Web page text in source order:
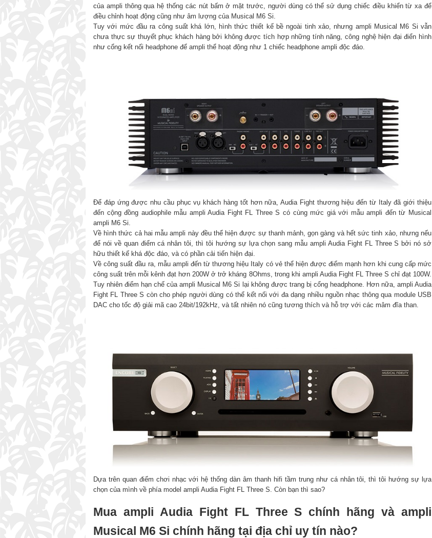
của ampli thông qua hệ thống các nút bấm ở mặt trước, người dùng có thể sử dụng chiếc điều khiển từ xa để
điều chỉnh hoạt động cũng như âm lượng của Musical M6 Si.
Tuy với mức đầu ra công suất khá lớn, hình thức thiết kế bề ngoài tinh xảo, nhưng ampli Musical M6 Si vẫn
chưa thực sự thuyết phục khách hàng bởi không được tích hợp những tính năng, công nghệ hiện đại điển hình
như cổng kết nối headphone để ampli thể hoạt động như 1 chiếc headphone ampli độc đáo.
Để đáp ứng được nhu cầu phục vụ khách hàng tốt hơn nữa, Audia Fight thương hiệu đến từ Italy đã giới thiệu
đến cộng đồng audiophile mẫu ampli Audia Fight FL Three S có cùng mức giá với mẫu ampli đến từ Musical
ampli M6 Si.
Về hình thức cả hai mẫu ampli này đều thể hiện được sự thanh mảnh, gọn gàng và hết sức tinh xảo, nhưng nếu
để nói về quan điểm cá nhân tôi, thì tôi hướng sự lựa chọn sang mẫu ampli Audia Fight FL Three S bởi nó sở
hữu thiết kế khá độc đáo, và có phần cải tiến hiện đại.
Về công suất đầu ra, mẫu ampli đến từ thương hiệu Italy có vẻ thể hiện được điểm mạnh hơn khi cung cấp mức
công suất trên mỗi kênh đạt hơn 200W ở trở kháng 8Ohms, trong khi ampli Audia Fight FL Three S chỉ đạt 100W.
Tuy nhiên điểm hạn chế của ampli Musical M6 Si lại không được trang bị cổng headphone. Hơn nữa, ampli Audia
Fight FL Three S còn cho phép người dùng có thể kết nối với đa dạng nhiều nguồn nhạc thông qua module USB
DAC cho tốc độ giải mã cao 24bit/192kHz, và tất nhiên nó cũng tương thích và hỗ trợ với các mâm đĩa than.
Dựa trên quan điểm chơi nhạc với hệ thống dàn âm thanh hifi tầm trung như cá nhân tôi, thì tôi hướng sự lựa
chọn của mình về phía model ampli Audia Fight FL Three S. Còn bạn thì sao?
Mua ampli Audia Fight FL Three S chính hãng và ampli
Musical M6 Si chính hãng tại địa chỉ uy tín nào?